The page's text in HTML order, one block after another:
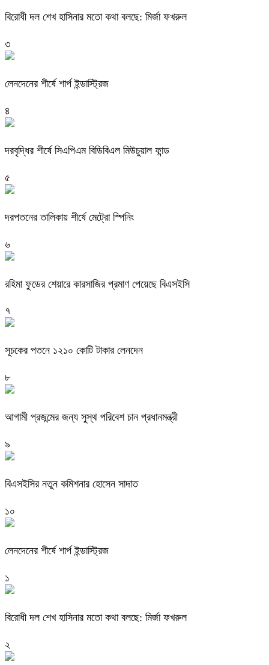
বিরোধী দল শেখ হাসিনার মতো কথা বলছে: মির্জা ফখরুল
৩
লেনদেনের শীর্ষে শার্প ইন্ডাস্ট্রিজ
৪
দরবৃদ্ধির শীর্ষে সিএপিএম বিডিবিএল মিউচুয়াল ফান্ড
৫
দরপতনের তালিকায় শীর্ষে মেট্রো স্পিনিং
৬
রহিমা ফুডের শেয়ারে কারসাজির প্রমাণ পেয়েছে বিএসইসি
৭
সূচকের পতনে ১২১০ কোটি টাকার লেনদেন
৮
আগামী প্রজন্মের জন্য সুস্থ পরিবেশ চান প্রধানমন্ত্রী
৯
বিএসইসির নতুন কমিশনার হোসেন সাদাত
১০
লেনদেনের শীর্ষে শার্প ইন্ডাস্ট্রিজ
১
বিরোধী দল শেখ হাসিনার মতো কথা বলছে: মির্জা ফখরুল
২